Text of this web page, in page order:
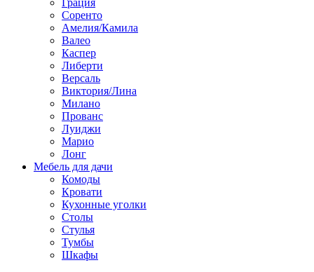
Грация
Соренто
Амелия/Камила
Валео
Каспер
Либерти
Версаль
Виктория/Лина
Милано
Прованс
Луиджи
Марио
Лонг
Мебель для дачи
Комоды
Кровати
Кухонные уголки
Столы
Стулья
Тумбы
Шкафы